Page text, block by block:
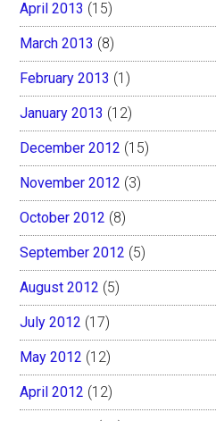
April 2013 (15)
March 2013 (8)
February 2013 (1)
January 2013 (12)
December 2012 (15)
November 2012 (3)
October 2012 (8)
September 2012 (5)
August 2012 (5)
July 2012 (17)
May 2012 (12)
April 2012 (12)